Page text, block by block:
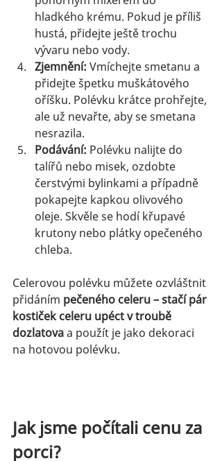
hladkého krému. Pokud je příliš
hustá, přidejte ještě trochu
vývaru nebo vody.
Zjemnění: Vmíchejte smetanu a
přidejte špetku muškátového
oříšku. Polévku krátce prohřejte,
ale už nevařte, aby se smetana
nesrazila.
Podávání: Polévku nalijte do
talířů nebo misek, ozdobte
čerstvými bylinkami a případně
pokapejte kapkou olivového
oleje. Skvěle se hodí křupavé
krutony nebo plátky opečeného
chleba.
Celerovou polévku můžete ozvláštnit
přidáním pečeného celeru – stačí pár
kostiček celeru upéct v troubě
dozlatova a použít je jako dekoraci
na hotovou polévku.
Jak jsme počítali cenu za
porci?